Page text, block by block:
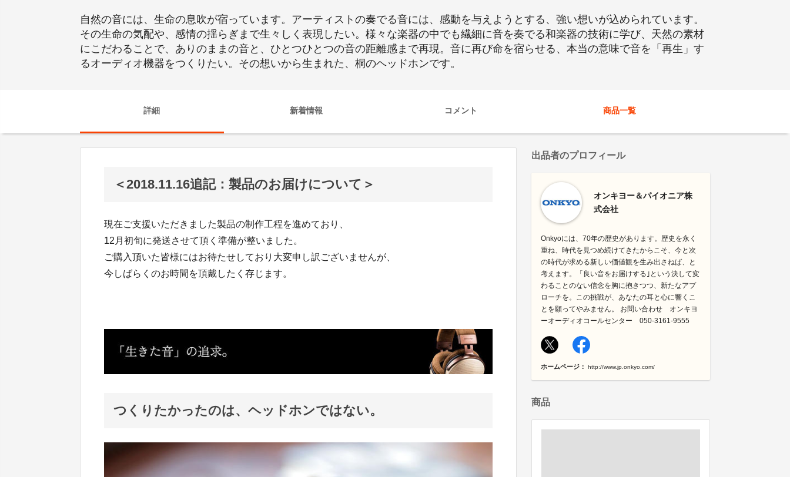
自然の音には、生命の息吹が宿っています。アーティストの奏でる音には、感動を与えようとする、強い想いが込められています。
その生命の気配や、感情の揺らぎまで生々しく表現したい。様々な楽器の中でも繊細に音を奏でる和楽器の技術に学び、天然の素材
にこだわることで、ありのままの音と、ひとつひとつの音の距離感まで再現。音に再び命を宿らせる、本当の意味で音を「再生」す
るオーディオ機器をつくりたい。その想いから生まれた、桐のヘッドホンです。
詳細 新着情報 コメント 商品一覧
＜2018.11.16追記：製品のお届けについて＞
現在ご支援いただきました製品の制作工程を進めており、
12月初旬に発送させて頂く準備が整いました。
ご購入頂いた皆様にはお待たせしており大変申し訳ございませんが、
今しばらくのお時間を頂戴したく存じます。
つくりたかったのは、ヘッドホンではない。
出品者のプロフィール
オンキヨー＆パイオニア株
式会社
Onkyoには、70年の歴史があります。歴史を永く
重ね、時代を見つめ続けてきたからこそ、今と次
の時代が求める新しい価値観を生み出さねば、と
考えます。「良い音をお届けする｣という決して変
わることのない信念を胸に抱きつつ、新たなアプ
ローチを。この挑戦が、あなたの耳と心に響くこ
とを願ってやみません。 お問い合わせ オンキヨ
ーオーディオコールセンター 050-3161-9555
ホームページ： http://www.jp.onkyo.com/
商品